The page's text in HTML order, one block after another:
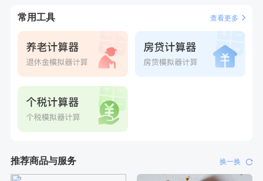
7分钟前
侯**
购买了汤臣倍健水飞蓟葛根丹参片（护肝片）1.02g*120片
刚刚
侯** 购买了汤臣倍健水飞蓟葛根丹参片（护肝片）1.02g*120片
常用工具 查看更多
推荐商品与服务 换一换